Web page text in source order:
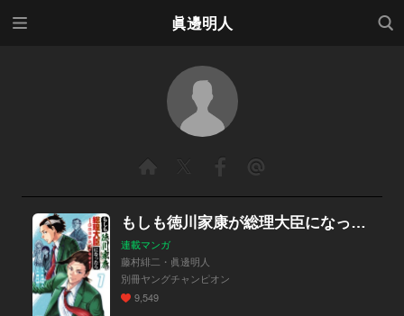
眞邊明人
検索
もしも徳川家康が総理大臣になったら―絶東のアルゴナウタイ―
連載マンガ
藤村緋二・眞邊明人
別冊ヤングチャンピオン
9,549